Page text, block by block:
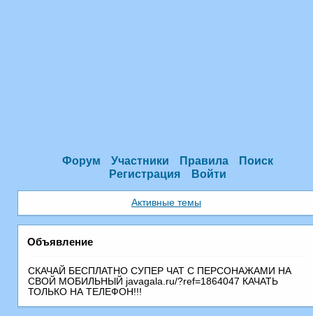
Форум Участники Правила
Поиск
Регистрация
Войти
Активные темы
Объявление
СКАЧАЙ БЕСПЛАТНО СУПЕР ЧАТ С ПEРСОНАЖАМИ НА
СВОЙ МОБИЛЬНЫЙ javagala.ru/?ref=1864047 КАЧАТЬ
ТОЛЬКО НА ТЕЛЕФОН!!!